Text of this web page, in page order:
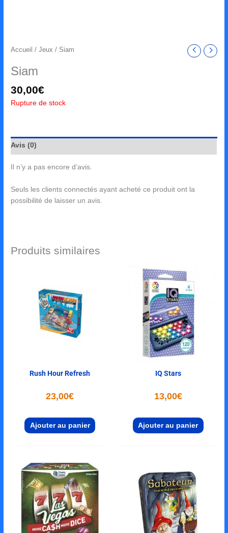
Accueil /Jeux / Siam
Siam
30,00€
Rupture de stock
Avis (0)
Il n’y a pas encore d’avis.
Seuls les clients connectés ayant acheté ce produit ont la
possibilité de laisser un avis.
Produits similaires
Rush Hour Refresh
23,00€
Ajouter au panier
IQ Stars
13,00€
Ajouter au panier